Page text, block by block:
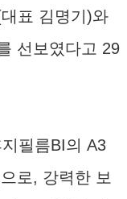
표 김명기)와
선보였다고 29
지필름BI의 A3
로, 강력한 보